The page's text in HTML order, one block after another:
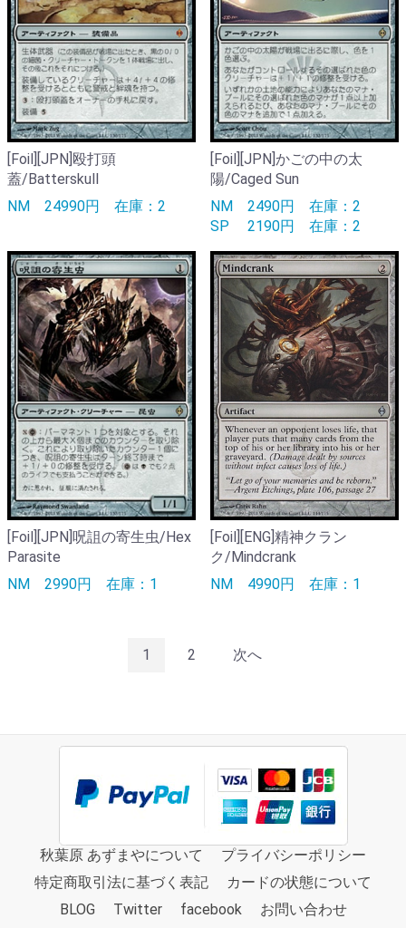
[Foil][JPN]殴打頭
蓋/Batterskull
NM 24990円 在庫：2
[Foil][JPN]かごの中の太
陽/Caged Sun
NM 2490円 在庫：2
SP
2190円 在庫：2
[Foil][JPN]呪詛の寄生虫/Hex
Parasite
NM 2990円 在庫：1
[Foil][ENG]精神クラン
ク/Mindcrank
NM 4990円 在庫：1
1 2 次へ
秋葉原 あずまやについて
プライバシーポリシー
特定商取引法に基づく表記
カードの状態について
BLOG
Twitter facebook お問い合わせ